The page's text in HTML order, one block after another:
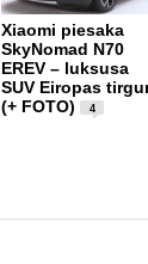
Xiaomi piesaka
SkyNomad N70
EREV – luksusa
SUV Eiropas
(+ FOTO)
4